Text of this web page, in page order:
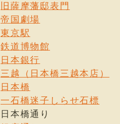
旧薩摩藩邸表門
帝国劇場
東京駅
鉄道博物館
日本銀行
三越（日本橋三越本店）
日本橋
一石橋迷子しらせ石標
日本橋通り